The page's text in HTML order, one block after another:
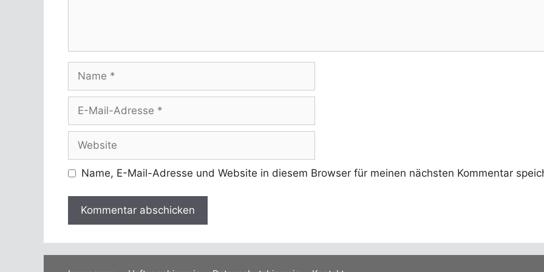
Mail-
Adresse
Name, E-Mail-Adresse und Website in diesem Browser für meinen nächsten Kommentar